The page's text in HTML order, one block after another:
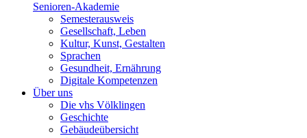
Senioren-Akademie
Semesterausweis
Gesellschaft, Leben
Kultur, Kunst, Gestalten
Sprachen
Gesundheit, Ernährung
Digitale Kompetenzen
Über uns
Die vhs Völklingen
Geschichte
Gebäudeübersicht